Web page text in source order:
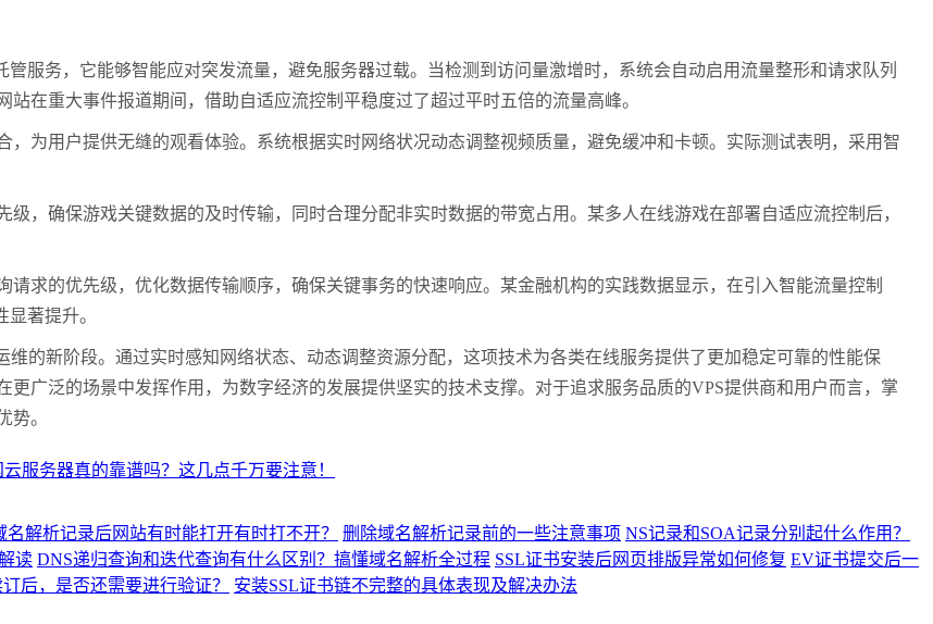
管服务，它能够智能应对突发流量，避免服务器过载。当检测到访问量激增时，系统会自动启用流量整形和请求队列
在重大事件报道期间，借助自适应流控制平稳度过了超过平时五倍的流量高峰。
为用户提供无缝的观看体验。系统根据实时网络状况动态调整视频质量，避免缓冲和卡顿。实际测试表明，采用智
，确保游戏关键数据的及时传输，同时合理分配非实时数据的带宽占用。某多人在线游戏在部署自适应流控制后，
求的优先级，优化数据传输顺序，确保关键事务的快速响应。某金融机构的实践数据显示，在引入智能流量控制
显著提升。
的新阶段。通过实时感知网络状态、动态调整资源分配，这项技术为各类在线服务提供了更加稳定可靠的性能保
广泛的场景中发挥作用，为数字经济的发展提供坚实的技术支撑。对于追求服务品质的VPS提供商和用户而言，掌
势。
服务器真的靠谱吗？这几点千万要注意！
名解析记录后网站有时能打开有时打不开？ 删除域名解析记录前的一些注意事项 NS记录和SOA记录分别起什么作用？
读 DNS递归查询和迭代查询有什么区别？搞懂域名解析全过程 SSL证书安装后网页排版异常如何修复 EV证书提交后一
后，是否还需要进行验证？
安装SSL证书链不完整的具体表现及解决办法